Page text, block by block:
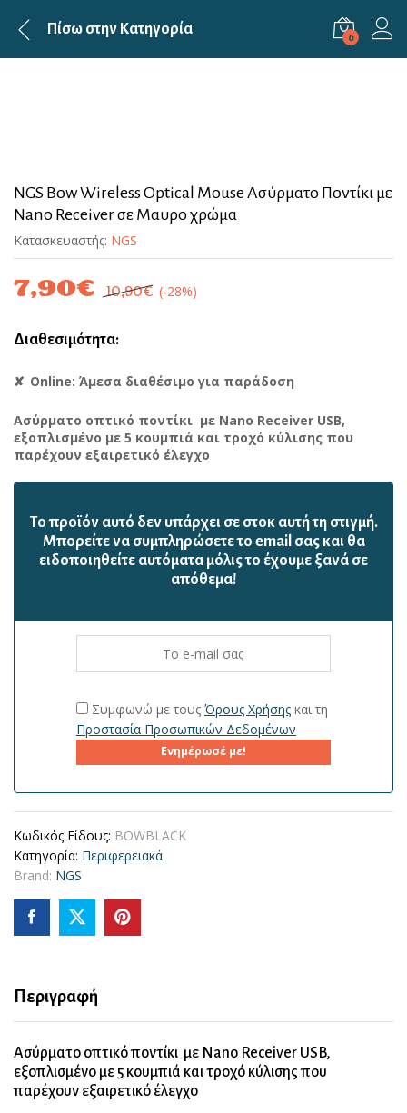
Πίσω στην Κατηγορία 0
NGS Bow Wireless Optical Mouse Ασύρματο Ποντίκι με
Nano Receiver σε Μαυρο χρώμα
Κατασκευαστής: NGS
7,90€ 10,90€ (-28%)
Διαθεσιμότητα:
Online: Άμεσα διαθέσιμο για παράδοση
Ασύρματο οπτικό ποντίκι με Nano Receiver USB,
εξοπλισμένο με 5 κουμπιά και τροχό κύλισης που
παρέχουν εξαιρετικό έλεγχο
Το προϊόν αυτό δεν υπάρχει σε στοκ αυτή τη στιγμή.
Mπορείτε να συμπληρώσετε το email σας και θα
ειδοποιηθείτε αυτόματα μόλις το έχουμε ξανά σε
απόθεμα!
Συμφωνώ με τουςΌρους Χρήσης και τη
Προστασία Προσωπικών Δεδομένων
Ενημέρωσέ με!
Κωδικός Είδους: BOWBLACK
Κατηγορία: Περιφερειακά
Brand: NGS
Περιγραφή
Ασύρματο οπτικό ποντίκι με Nano Receiver USB,
εξοπλισμένο με 5 κουμπιά και τροχό κύλισης που
παρέχουν εξαιρετικό έλεγχο